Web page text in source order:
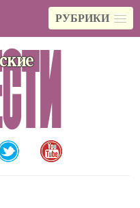
РУБРИКИ